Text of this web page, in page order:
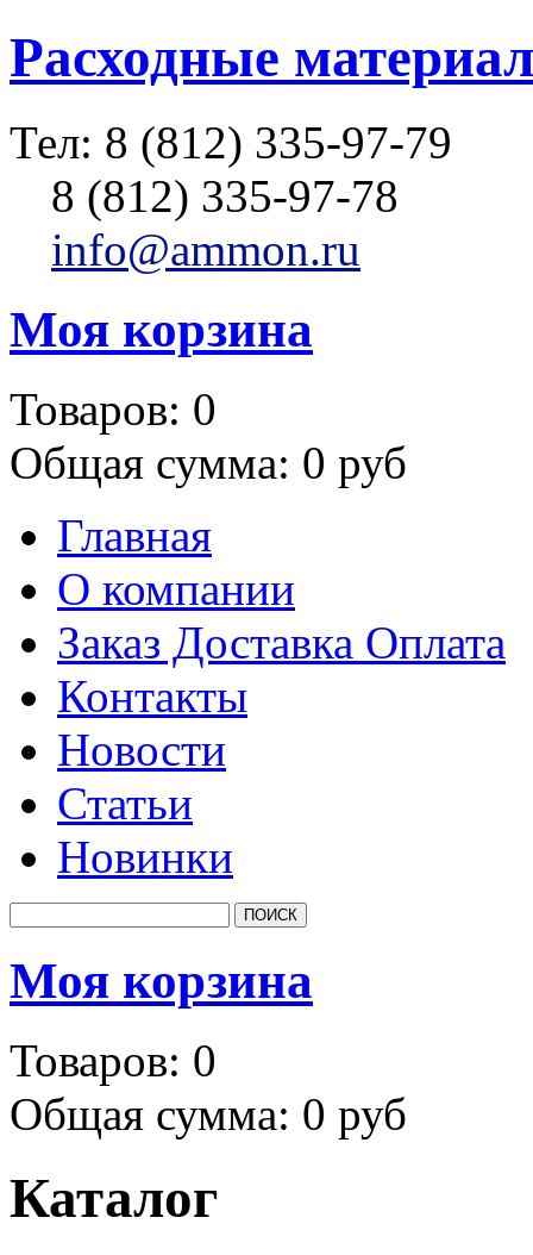
Расходные
Тел: 8 (812) 335-97-79
8 (812) 335-97-78
info@ammon.ru
Моя корзина
Товаров: 0
Общая сумма: 0 руб
Главная
О компании
Заказ Доставка Оплата
Контакты
Новости
Статьи
Новинки
Моя корзина
Товаров: 0
Общая сумма: 0 руб
Каталог